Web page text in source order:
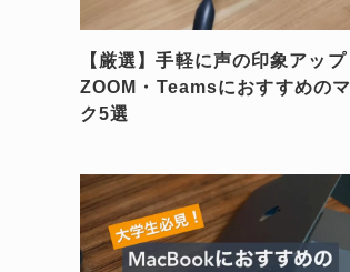
【厳選】手軽に声の印象アップ
ZOOM・Teamsにおすすめの
ク5選